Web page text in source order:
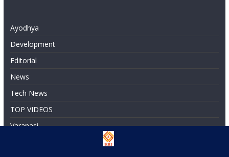
Ayodhya
Development
Editorial
News
Tech News
TOP VIDEOS
Varanasi